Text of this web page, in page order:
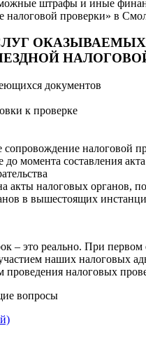
штрафы и иные
налоговой проверки» в
документов
к проверке
сопровождение налоговой
до момента составления
налоговых органов,
в вышестоящих
– это реально. При
наших налоговых
налоговых
вопросы